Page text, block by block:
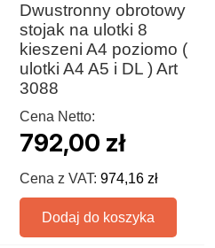
Dwustronny obrotowy
stojak na ulotki 8
kieszeni A4 poziomo (
ulotki A4 A5 i DL ) Art
3088
Cena Netto:
792,00 zł
Cena z VAT:974,16 zł
Dodaj do koszyka